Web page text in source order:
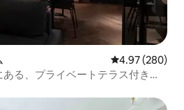
レビュー280
4.97 (280)
る、プライベートテラス付きの